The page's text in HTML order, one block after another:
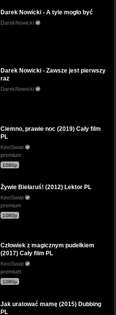
Darek Nowicki - A tyle mogło być
DarekNowicki
Darek Nowicki - Zawsze jest pierwszy
raz
DarekNowicki
Ciemno, prawie noc (2019) Cały film
PL
KinoSwiat
premium
1080p
Żywie Biełaruś! (2012) Lektor PL
KinoSwiat
premium
1080p
Człowiek z magicznym pudełkiem
(2017) Cały film PL
KinoSwiat
premium
1080p
Jak uratować mamę (2015) Dubbing
PL